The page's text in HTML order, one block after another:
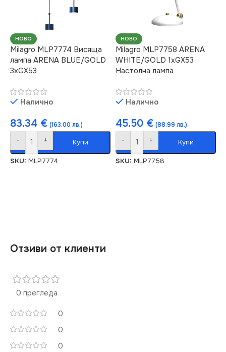
НОВО
Milagro MLP7774 Висяща
лампа ARENA BLUE/GOLD
3xGX53
Налично
83.34 € (163.00 лв.)
- + Купи
SKU: MLP7774
НОВО
Milagro MLP7758 ARENA
WHITE/GOLD 1xGX53
Настолна лампа
Налично
45.50 € (88.99 лв.)
- + Купи
SKU: MLP7758
Отзиви от клиенти
0 прегледа
0
0
0